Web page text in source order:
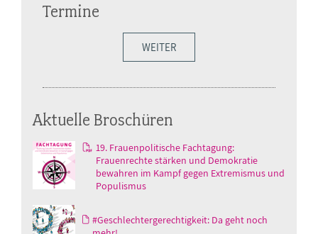
Termine
WEITER
Aktuelle Broschüren
19. Frauenpolitische Fachtagung:
Frauenrechte stärken und Demokratie
bewahren im Kampf gegen Extremismus und
Populismus
#Geschlechtergerechtigkeit: Da geht noch